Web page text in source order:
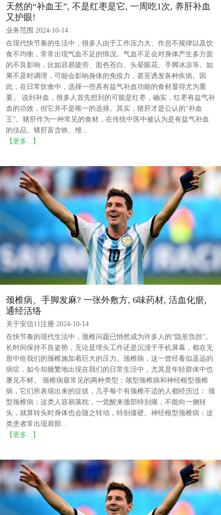
天然的“补血王”, 不是红枣是它, 一周吃1次, 养肝补血
又护眼!
业务范围 2024-10-14
在现代快节奏的生活中，很多人由于工作压力大、作息不规律以及饮
食不均衡，常常出现气血不足的情况。气血不足会对身体产生多方面
的不良影响，比如容易疲劳、面色苍白、头晕眼花、手脚冰凉等。如
果不及时调理，可能会影响身体的免疫力，甚至诱发各种疾病。因
此，在日常饮食中，选择一些具有益气补血功能的食材显得尤为重
要。 说到补血，很多人首先想到的可能是红枣，确实，红枣有益气补
血的功效，但它并不是唯一的选择。其实，猪肝才是公认的“补血
王”。猪肝作为一种常见的食材，在传统中医中被认为是有益气补血
的佳品。猪肝富含铁、维...
【更多...】
颈椎病、手脚发麻? 一张外敷方, 6味药材, 活血化瘀,
通经活络
关于安信11注册 2024-10-14
在快节奏的现代生活中，颈椎问题已悄然成为许多人的“隐形负担”。
长时间保持不良姿势，无论是埋头工作还是沉浸于手机屏幕，都在无
形中给我们的颈椎施加着巨大的压力。颈椎病，这一曾经看似遥远的
病症，如今却频繁地出现在我们的日常生活中，尤其是年轻群体中也
屡见不鲜。 颈椎病最常见的两种类型：颈型颈椎病和神经根型颈椎
病，它们所表现出来的症状，几乎每个有颈椎不适的人都经历过： 颈
型颈椎病：这类人容易落枕，一觉醒来颈部特别痛，不能向一侧转
头，就算转头时身体也会随之转动，特别僵硬。神经根型颈椎病：这
类患者常出现肩部...
【更多...】